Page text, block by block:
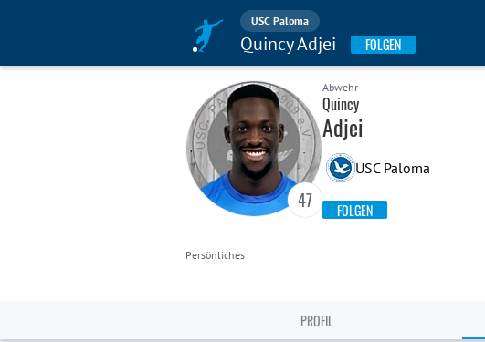
USC Paloma
Quincy Adjei FOLGEN
47
Abwehr
Quincy
Adjei
USC Paloma
FOLGEN
Persönliches
PROFIL